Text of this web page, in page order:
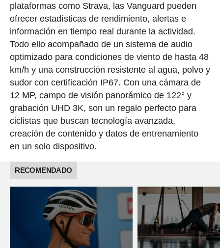
plataformas como Strava, las Vanguard pueden
ofrecer estadísticas de rendimiento, alertas e
información en tiempo real durante la actividad.
Todo ello acompañado de un sistema de audio
optimizado para condiciones de viento de hasta 48
km/h y una construcción resistente al agua, polvo y
sudor con certificación IP67. Con una cámara de
12 MP, campo de visión panorámico de 122° y
grabación UHD 3K, son un regalo perfecto para
ciclistas que buscan tecnología avanzada,
creación de contenido y datos de entrenamiento
en un solo dispositivo.
RECOMENDADO